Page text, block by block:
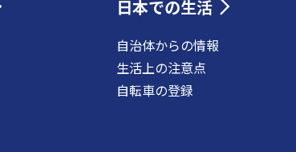
日本での生活
自治体からの情報
生活上の注意点
自転車の登録